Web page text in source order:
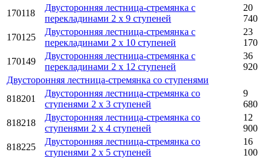
170118
Двусторонняя лестница-стремянка с
перекладинами 2 x 9 ступеней
20
740
170125
Двусторонняя лестница-стремянка с
перекладинами 2 x 10 ступеней
23
170
170149
Двусторонняя лестница-стремянка с
перекладинами 2 x 12 ступеней
36
920
Двусторонняя лестница-стремянка со ступенями
818201
Двусторонняя лестница-стремянка со
ступенями 2 x 3 ступеней
9
680
818218
Двусторонняя лестница-стремянка со
ступенями 2 x 4 ступеней
12
900
818225
Двусторонняя лестница-стремянка со
ступенями 2 x 5 ступеней
16
100